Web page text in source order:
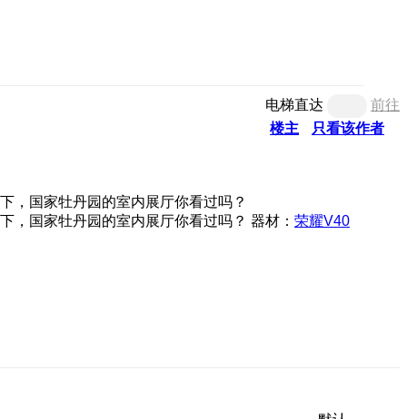
电梯直达
前往
楼主
只看该作者
器材： 荣耀V40